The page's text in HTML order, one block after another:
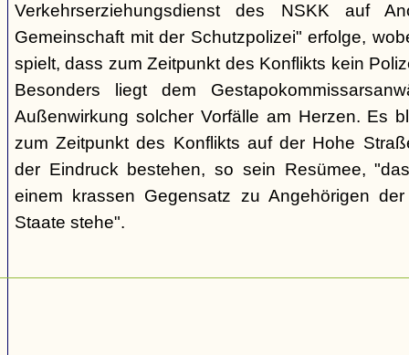
Verkehrserziehungsdienst des NSKK auf
Gemeinschaft mit der Schutzpolizei" erfolge,
spielt, dass zum Zeitpunkt des Konflikts kein
Besonders liegt dem
Außenwirkung solcher Vorfälle am Herzen. Es
zum Zeitpunkt des Konflikts auf der Hohe
der Eindruck bestehen, so sein Resümee,
einem krassen Gegensatz zu Angehörigen
Staate stehe".